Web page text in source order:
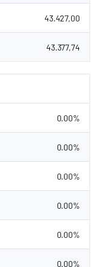
43.427,00
43.377,74
0.00%
0.00%
0.00%
0.00%
0.00%
0.00%